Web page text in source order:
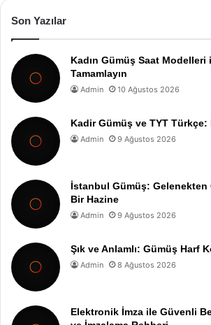
Son Yazılar
Kadın Gümüş Saat Modelleri
Tamamlayın
Admin 10 Ağustos 2026
Kadir Gümüş ve TYT Türkçe:
Admin 9 Ağustos 2026
İstanbul Gümüş: Gelenekten
Bir Hazine
Admin 9 Ağustos 2026
Şık ve Anlamlı: Gümüş Harf
Admin 8 Ağustos 2026
Elektronik İmza ile Güvenli